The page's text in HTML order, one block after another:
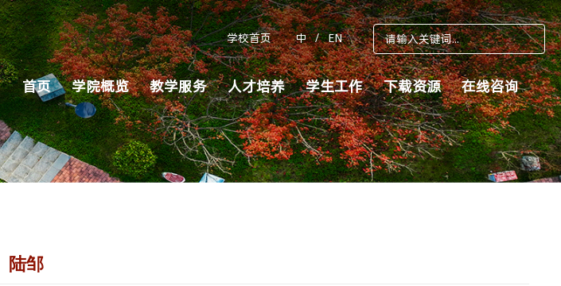
学校首页 中 / EN
首页 学院概览 教学服务 人才培养 学生工作 下载资源 在线咨询
​陆邹